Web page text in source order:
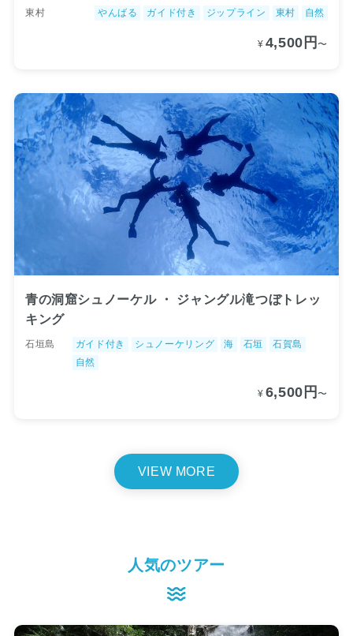
東村 やんばる ガイド付き ジップライン 東村 自然
¥ 4,500円〜
青の洞窟シュノーケル ・ ジャングル滝つぼトレッ
キング
石垣島 ガイド付き シュノーケリング 海 石垣
石賀島
自然
¥ 6,500円〜
VIEW MORE
人気のツアー